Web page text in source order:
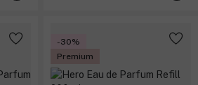
-30%
Premium